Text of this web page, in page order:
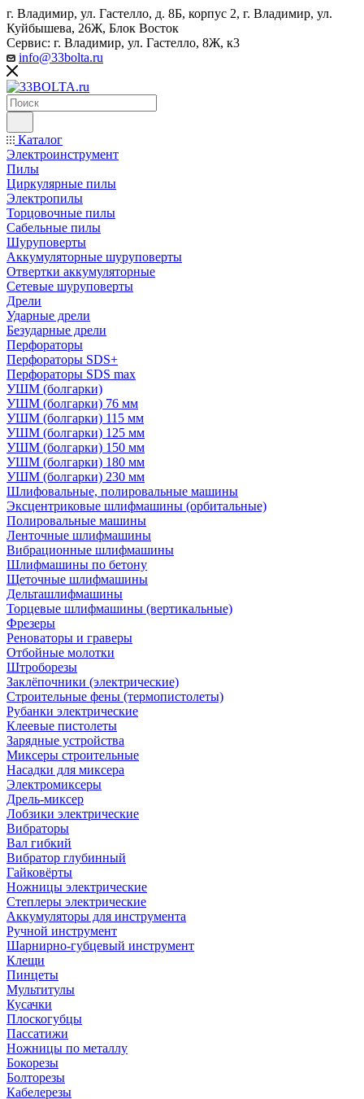
г. Владимир, ул. Гастелло, д. 8Б, корпус 2, г. Владимир, ул. ​
Куйбышева, 26Ж, Блок Восток
Сервис: г. Владимир, ул. Гастелло, 8Ж, к3
info@33bolta.ru
Каталог
Электроинструмент
Пилы
Циркулярные пилы
Электропилы
Торцовочные пилы
Сабельные пилы
Шуруповерты
Аккумуляторные шуруповерты
Отвертки аккумуляторные
Сетевые шуруповерты
Дрели
Ударные дрели
Безударные дрели
Перфораторы
Перфораторы SDS+
Перфораторы SDS max
УШМ (болгарки)
УШМ (болгарки) 76 мм
УШМ (болгарки) 115 мм
УШМ (болгарки) 125 мм
УШМ (болгарки) 150 мм
УШМ (болгарки) 180 мм
УШМ (болгарки) 230 мм
Шлифовальные, полировальные машины
Эксцентриковые шлифмашины (орбитальные)
Полировальные машины
Ленточные шлифмашины
Вибрационные шлифмашины
Шлифмашины по бетону
Щеточные шлифмашины
Дельташлифмашины
Торцевые шлифмашины (вертикальные)
Фрезеры
Реноваторы и граверы
Отбойные молотки
Штроборезы
Заклёпочники (электрические)
Строительные фены (термопистолеты)
Рубанки электрические
Клеевые пистолеты
Зарядные устройства
Миксеры строительные
Насадки для миксера
Электромиксеры
Дрель-миксер
Лобзики электрические
Вибраторы
Вал гибкий
Вибратор глубинный
Гайковёрты
Ножницы электрические
Степлеры электрические
Аккумуляторы для инструмента
Ручной инструмент
Шарнирно-губцевый инструмент
Клещи
Пинцеты
Мультитулы
Кусачки
Плоскогубцы
Пассатижи
Ножницы по металлу
Бокорезы
Болторезы
Кабелерезы